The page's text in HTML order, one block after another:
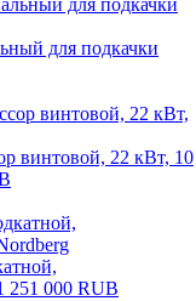
для подкачки
винтовой, 22 кВт, 10
251 000 RUB